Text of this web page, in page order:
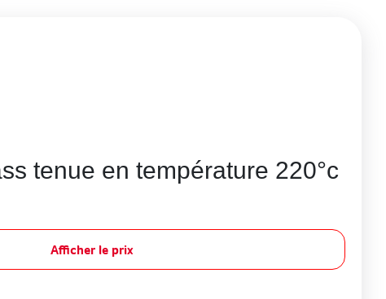
tenue en température 220°c
Afficher le prix